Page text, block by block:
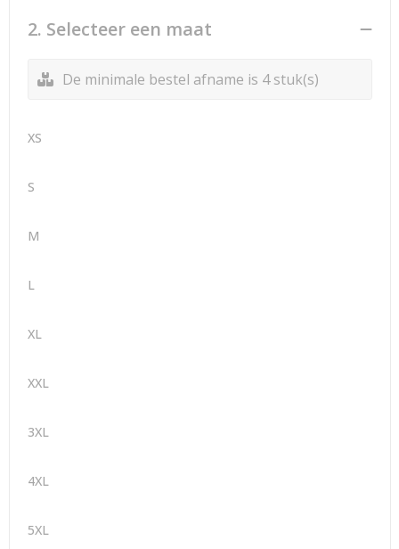
2. Selecteer een maat
De minimale bestel afname is 4 stuk(s)
XS
S
M
L
XL
XXL
3XL
4XL
5XL